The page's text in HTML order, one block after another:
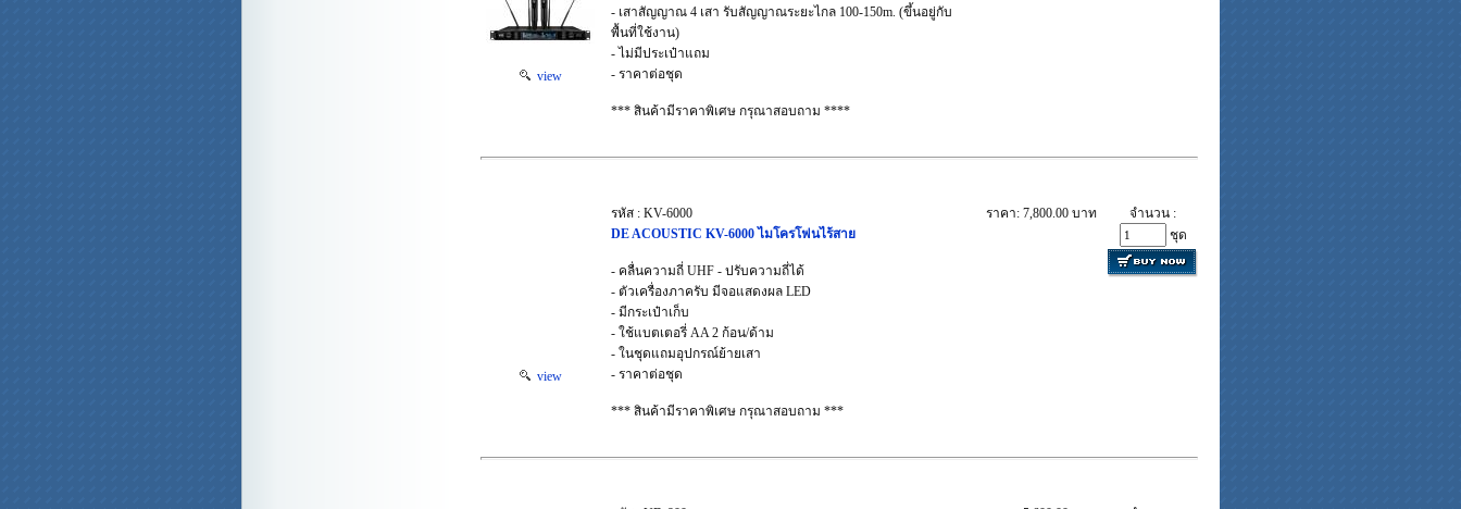
view
- เสาสัญญาณ 4 เสา รับสัญญาณระยะไกล 100-150m. (ขึ้นอยู่กับ
พื้นที่ใช้งาน)
- ไม่มีประเป๋าแถม
- ราคาต่อชุด
*** สินค้ามีราคาพิเศษ กรุณาสอบถาม ****
view
รหัส : KV-6000
DE ACOUSTIC KV-6000 ไมโครโฟนไร้สาย
- คลื่นความถี่ UHF - ปรับความถี่ได้
- ตัวเครื่องภาครับ มีจอแสดงผล LED
- มีกระเป๋าเก็บ
- ใช้แบตเตอรี่ AA 2 ก้อน/ด้าม
- ในชุดแถมอุปกรณ์ย้ายเสา
- ราคาต่อชุด
*** สินค้ามีราคาพิเศษ กรุณาสอบถาม ***
ราคา: 7,800.00 บาท
จำนวน :
ชุด